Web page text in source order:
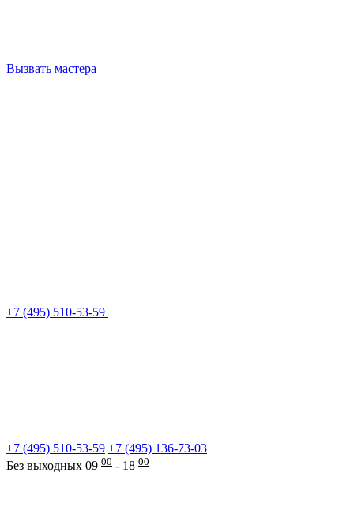
Вызвать мастера
+7 (495) 510-53-59
+7 (495) 510-53-59 +7 (495) 136-73-03
Без выходных 09 00 - 18 00